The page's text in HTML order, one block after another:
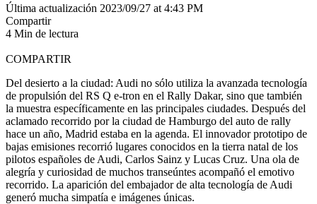
Última actualización 2023/09/27 at 4:43 PM
Compartir
4 Min de lectura
COMPARTIR
Del desierto a la ciudad: Audi no sólo utiliza la avanzada tecnología
de propulsión del RS Q e-tron en el Rally Dakar, sino que también
la muestra específicamente en las principales ciudades. Después del
aclamado recorrido por la ciudad de Hamburgo del auto de rally
hace un año, Madrid estaba en la agenda. El innovador prototipo de
bajas emisiones recorrió lugares conocidos en la tierra natal de los
pilotos españoles de Audi, Carlos Sainz y Lucas Cruz. Una ola de
alegría y curiosidad de muchos transeúntes acompañó el emotivo
recorrido. La aparición del embajador de alta tecnología de Audi
generó mucha simpatía e imágenes únicas.